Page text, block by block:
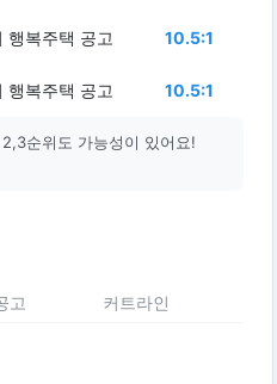
행복주택 공고 10.5:1
행복주택 공고 10.5:1
순위도 가능성이 있어요!
고 커트라인